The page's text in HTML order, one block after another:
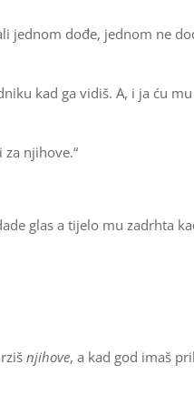
jednom dođe, jednom ne
kad ga vidiš. A, i ja ću mu
za njihove.“
glas a tijelo mu zadrhta
njihove, a kad god imaš